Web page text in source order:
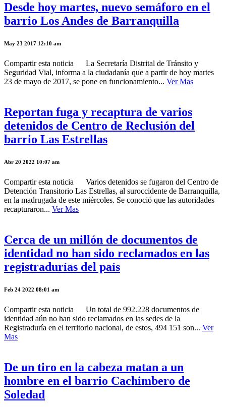
Desde hoy martes, nuevo semáforo en el
barrio Los Andes de Barranquilla
May 23 2017 12:10 am
Compartir esta noticia La Secretaría Distrital de Tránsito y
Seguridad Vial, informa a la ciudadanía que a partir de hoy martes
23 de mayo de 2017, se pone en funcionamiento... Ver Mas
Reportan fuga y recaptura de varios
detenidos de Centro de Reclusión del
barrio Las Estrellas
Abr 20 2022 10:07 am
Compartir esta noticia Varios detenidos se fugaron del Centro de
Detención Transitorio Las Estrellas, al suroccidente de Barranquilla,
en la madrugada de este miércoles. Se conoció que las autoridades
recapturaron... Ver Mas
Cerca de un millón de documentos de
identidad no han sido reclamados en las
registradurías del país
Feb 24 2022 08:01 am
Compartir esta noticia Un total de 992.228 documentos de
identidad aún no han sido reclamados en las sedes de la
Registraduría en el territorio nacional, de estos, 494 151 son... Ver
Mas
De un tiro en la cabeza matan a un
hombre en el barrio Cachimbero de
Soledad